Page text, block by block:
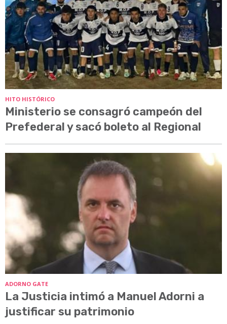
HITO HISTÓRICO
Ministerio se consagró campeón del
Prefederal y sacó boleto al Regional
ADORNO GATE
La Justicia intimó a Manuel Adorni a
justificar su patrimonio